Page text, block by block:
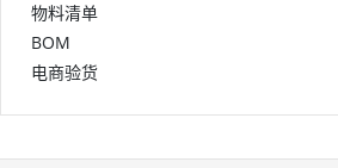
物料清单
BOM
电商验货